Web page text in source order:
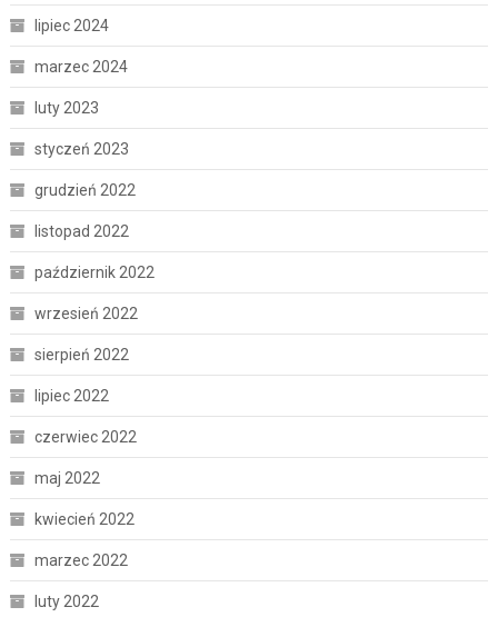
lipiec 2024
marzec 2024
luty 2023
styczeń 2023
grudzień 2022
listopad 2022
październik 2022
wrzesień 2022
sierpień 2022
lipiec 2022
czerwiec 2022
maj 2022
kwiecień 2022
marzec 2022
luty 2022